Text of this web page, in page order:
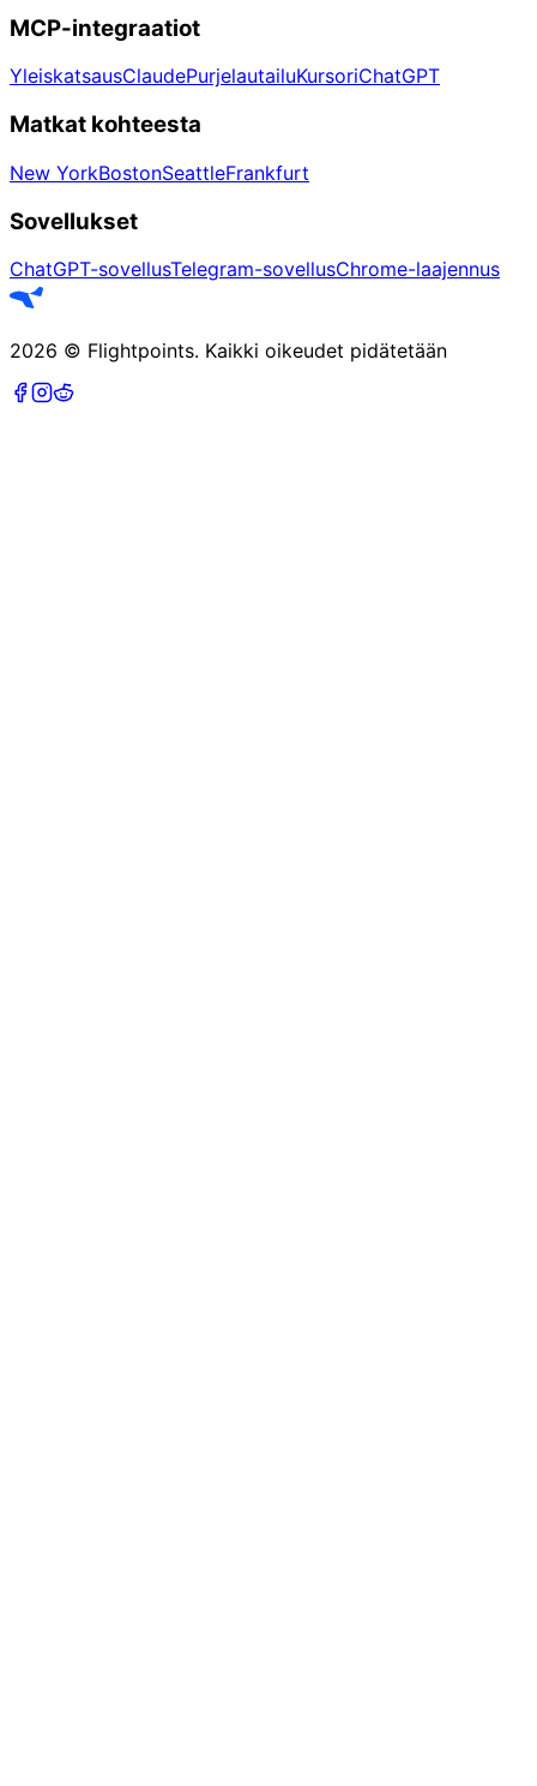
MCP-integraatiot
YleiskatsausClaudePurjelautailuKursoriChatGPT
Matkat kohteesta
New YorkBostonSeattleFrankfurt
Sovellukset
ChatGPT-sovellusTelegram-sovellusChrome-laajennus
2026 © Flightpoints. Kaikki oikeudet pidätetään